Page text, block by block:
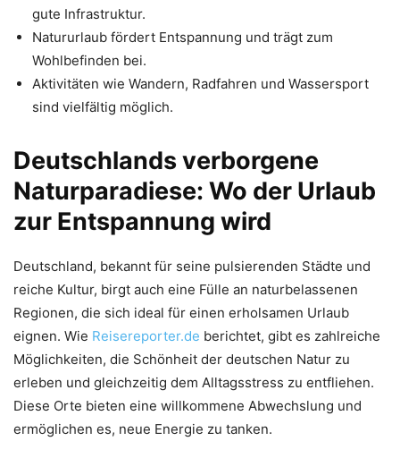
gute Infrastruktur.
Natururlaub fördert Entspannung und trägt zum
Wohlbefinden bei.
Aktivitäten wie Wandern, Radfahren und Wassersport
sind vielfältig möglich.
Deutschlands verborgene
Naturparadiese: Wo der Urlaub
zur Entspannung wird
Deutschland, bekannt für seine pulsierenden Städte und
reiche Kultur, birgt auch eine Fülle an naturbelassenen
Regionen, die sich ideal für einen erholsamen Urlaub
eignen. Wie Reisereporter.de berichtet, gibt es zahlreiche
Möglichkeiten, die Schönheit der deutschen Natur zu
erleben und gleichzeitig dem Alltagsstress zu entfliehen.
Diese Orte bieten eine willkommene Abwechslung und
ermöglichen es, neue Energie zu tanken.